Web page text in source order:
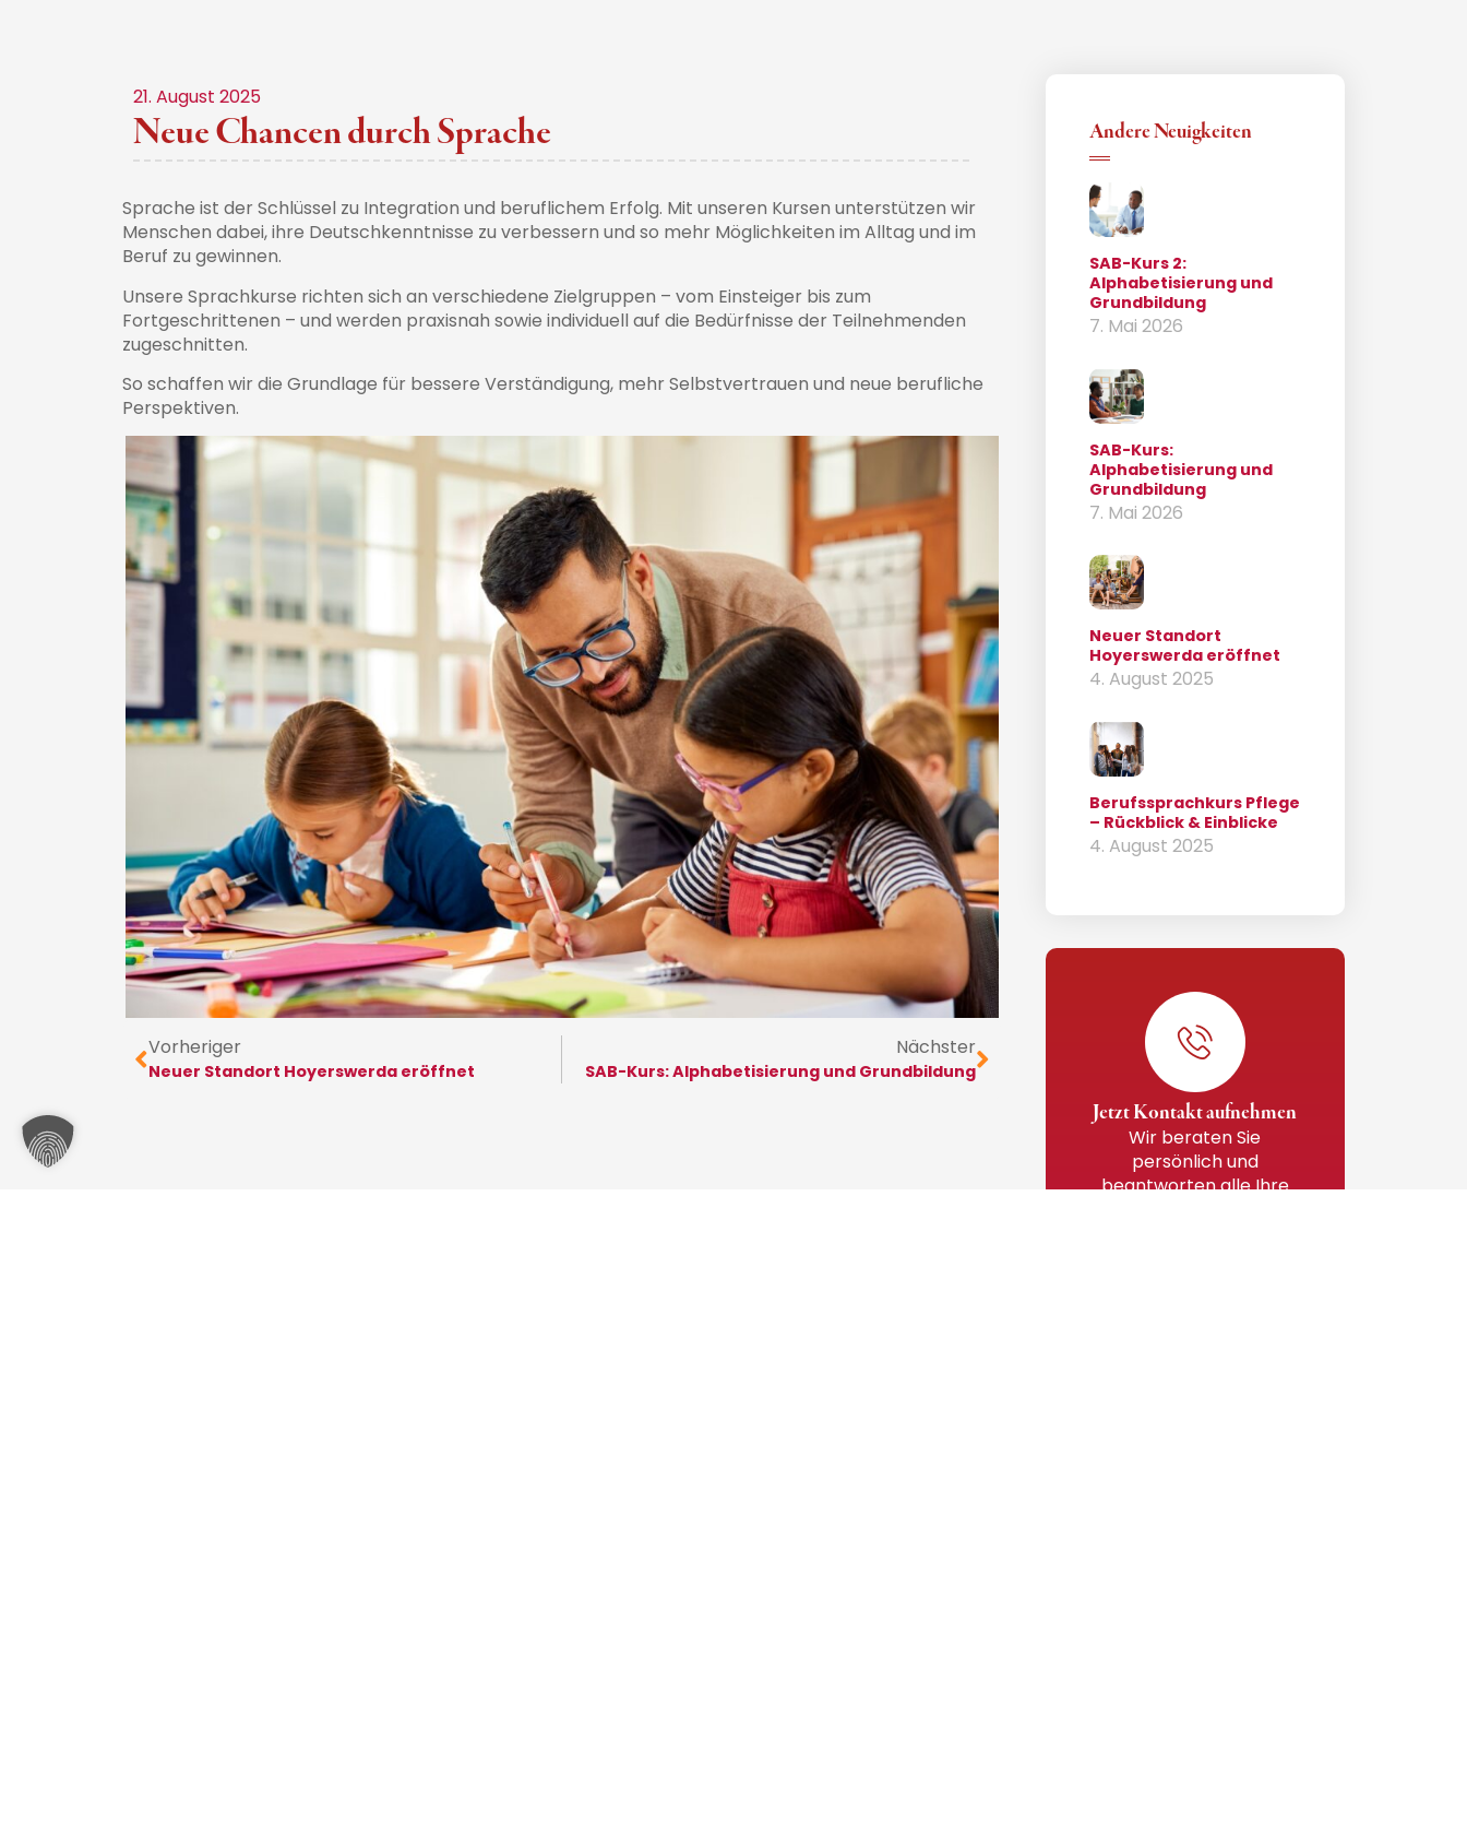
21. August 2025
Neue Chancen durch Sprache
Sprache ist der Schlüssel zu Integration und beruflichem Erfolg. Mit unseren Kursen unterstützen wir
Menschen dabei, ihre Deutschkenntnisse zu verbessern und so mehr Möglichkeiten im Alltag und im
Beruf zu gewinnen.
Unsere Sprachkurse richten sich an verschiedene Zielgruppen – vom Einsteiger bis zum
Fortgeschrittenen – und werden praxisnah sowie individuell auf die Bedürfnisse der Teilnehmenden
zugeschnitten.
So schaffen wir die Grundlage für bessere Verständigung, mehr Selbstvertrauen und neue berufliche
Perspektiven.
Vorheriger
Neuer Standort Hoyerswerda eröffnet
Nächster
SAB-Kurs: Alphabetisierung und Grundbildung
Andere Neuigkeiten
SAB-Kurs 2:
Alphabetisierung und
Grundbildung
7. Mai 2026
SAB-Kurs:
Alphabetisierung und
Grundbildung
7. Mai 2026
Neuer Standort
Hoyerswerda eröffnet
4. August 2025
Berufssprachkurs Pflege
– Rückblick & Einblicke
4. August 2025
Jetzt Kontakt aufnehmen
Wir beraten Sie
persönlich und
beantworten alle Ihre